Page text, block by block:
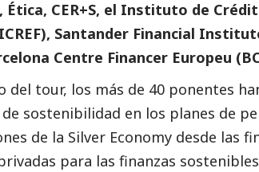
Ética, CER+S, el Instituto de
Santander Financial
Centre Financer Europeu
del tour, los más de 40 ponentes
sostenibilidad en los planes de
de la Silver Economy desde las
para las finanzas